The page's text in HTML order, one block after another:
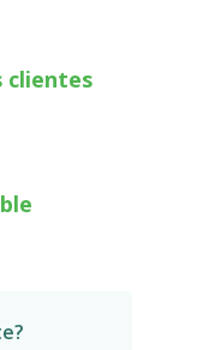
clientes